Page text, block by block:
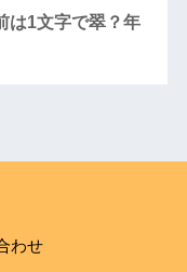
は1文字で翠？年
わせ